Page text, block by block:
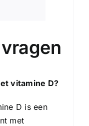
vitamine D?
D is een
met